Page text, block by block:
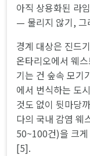
아직 상용화된 라
— 물리지 않기, 그
경계 대상은 진드
온타리오에서 웨
기는 건 숲속 모기
에서 번식하는 도
것도 없이 뒷마당
다의 국내 감염 웨
50~100건)을 크
[5].